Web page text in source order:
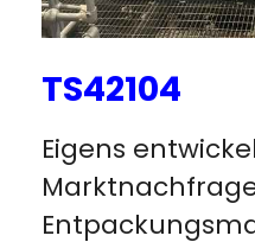
TS42104
Eigens